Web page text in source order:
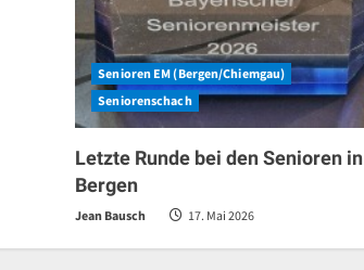
Senioren EM (Bergen/Chiemgau)
Seniorenschach
Letzte Runde bei den Senioren in
Bergen
Jean Bausch 17. Mai 2026